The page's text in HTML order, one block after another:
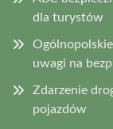
dla turystów
Ogólnopolskie
uwagi na
Zdarzenie
pojazdów